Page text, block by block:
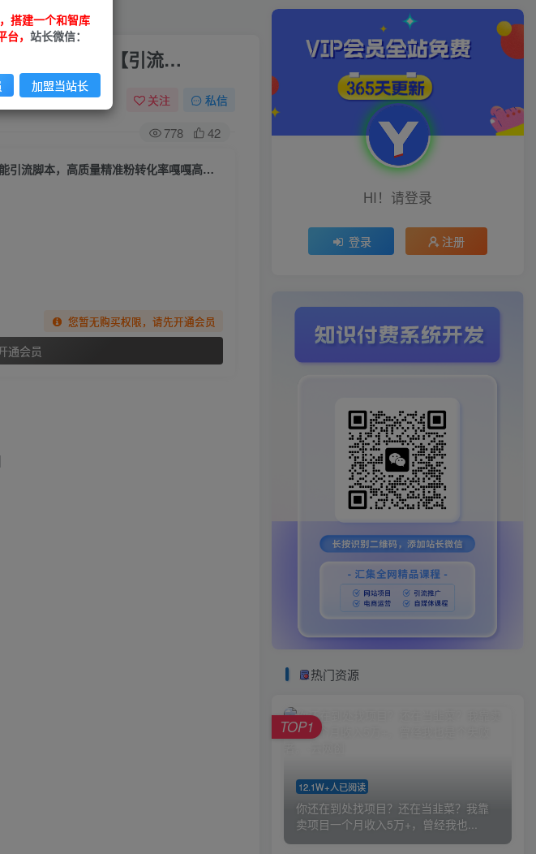
转化率嘎嘎高【引流…
关注 私信
778 42
（8107期）【引流必备】最新知乎多功能引流脚本，高质量精准粉转化率嘎嘎高【引流…
您暂无购买权限，请先开通会员
通会员
HI！请登录
登录 注册
热门资源
12.1W+人已阅读
你还在到处找项目？还在当韭菜？我靠
卖项目一个月收入5万+，曾经我也...
TOP1
搭建一个和智库
， 站长微信：
加盟当站长